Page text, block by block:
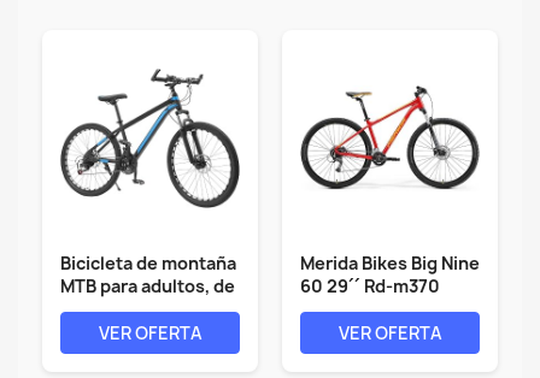
Bicicleta de montaña
MTB para adultos, de
acero...
VER OFERTA
Merida Bikes Big Nine
60 29´´ Rd-m370
2024 Mtb...
VER OFERTA